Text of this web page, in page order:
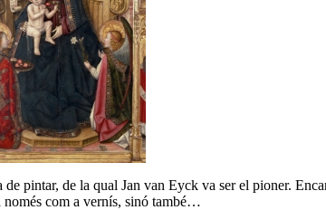
pintar, de la qual Jan van Eyck va ser el pioner.
només com a vernís, sinó també…